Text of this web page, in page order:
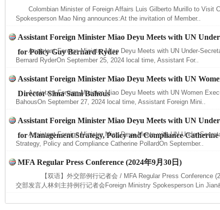
Colombian Minister of Foreign Affairs Luis Gilberto Murillo to Visit
Spokesperson Mao Ning announces:At the invitation of Member..
Assistant Foreign Minister Miao Deyu Meets with UN
for Policy Guy Bernard Ryder
Assistant Foreign Minister Miao Deyu Meets with UN Under-
Bernard RyderOn September 25, 2024 local time, Assistant For..
Assistant Foreign Minister Miao Deyu Meets with UN
Director Sima Sami Bahous
Assistant Foreign Minister Miao Deyu Meets with UN Women
BahousOn September 27, 2024 local time, Assistant Foreign Mini..
Assistant Foreign Minister Miao Deyu Meets with UN
for Management Strategy, Policy and Compliance
Assistant Foreign Minister Miao Deyu Meets with UN Under-
Strategy, Policy and Compliance Catherine PollardOn September..
MFA Regular Press Conference (2024年9月30日)
【双语】外交部例行记者会 / MFA Regular Press Conference
交部发言人林剑主持例行记者会Foreign Ministry Spokesperson Lin
完善运行机制助力责任有效落实 一纸欠